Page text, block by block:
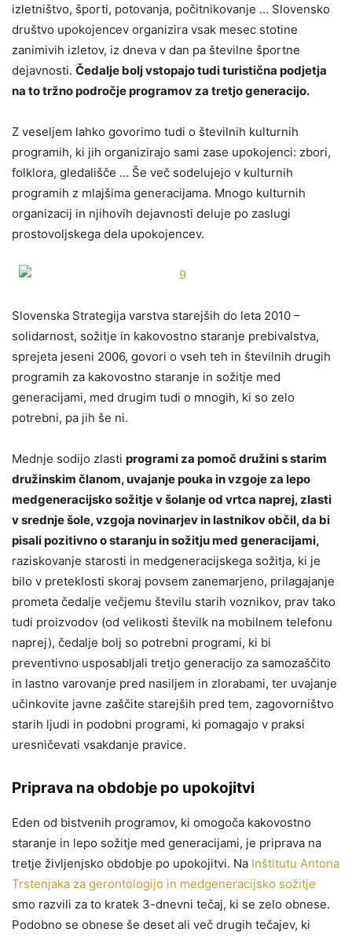
izletništvo, športi, potovanja, počitnikovanje … Slovensko
društvo upokojencev organizira vsak mesec stotine
zanimivih izletov, iz dneva v dan pa številne športne
dejavnosti. Čedalje bolj vstopajo tudi turistična podjetja
na to tržno področje programov za tretjo generacijo.
Z veseljem lahko govorimo tudi o številnih kulturnih
programih, ki jih organizirajo sami zase upokojenci: zbori,
folklora, gledališče … Še več sodelujejo v kulturnih
programih z mlajšima generacijama. Mnogo kulturnih
organizacij in njihovih dejavnosti deluje po zaslugi
prostovoljskega dela upokojencev.
Slovenska Strategija varstva starejših do leta 2010 –
solidarnost, sožitje in kakovostno staranje prebivalstva,
sprejeta jeseni 2006, govori o vseh teh in številnih drugih
programih za kakovostno staranje in sožitje med
generacijami, med drugim tudi o mnogih, ki so zelo
potrebni, pa jih še ni.
Mednje sodijo zlasti programi za pomoč družini s starim
družinskim članom, uvajanje pouka in vzgoje za lepo
medgeneracijsko sožitje v šolanje od vrtca naprej, zlasti
v srednje šole, vzgoja novinarjev in lastnikov občil, da bi
pisali pozitivno o staranju in sožitju med generacijami,
raziskovanje starosti in medgeneracijskega sožitja, ki je
bilo v preteklosti skoraj povsem zanemarjeno, prilagajanje
prometa čedalje večjemu številu starih voznikov, prav tako
tudi proizvodov (od velikosti številk na mobilnem telefonu
naprej), čedalje bolj so potrebni programi, ki bi
preventivno usposabljali tretjo generacijo za samozaščito
in lastno varovanje pred nasiljem in zlorabami, ter uvajanje
učinkovite javne zaščite starejših pred tem, zagovorništvo
starih ljudi in podobni programi, ki pomagajo v praksi
uresničevati vsakdanje pravice.
Priprava na obdobje po upokojitvi
Eden od bistvenih programov, ki omogoča kakovostno
staranje in lepo sožitje med generacijami, je priprava na
tretje življenjsko obdobje po upokojitvi. Na Inštitutu Antona
Trstenjaka za gerontologijo in medgeneracijsko sožitje
smo razvili za to kratek 3-dnevni tečaj, ki se zelo obnese.
Podobno se obnese še deset ali več drugih tečajev, ki